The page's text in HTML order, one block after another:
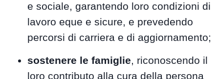
e sociale, garantendo loro condizioni di
lavoro eque e sicure, e prevedendo
percorsi di carriera e di aggiornamento;
sostenere le famiglie, riconoscendo il
loro contributo alla cura della persona